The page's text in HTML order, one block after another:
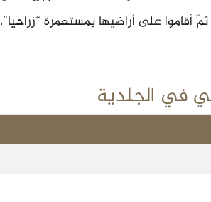
أقاموا على أراضيها بمستعمرة “زراحيا”.
في الجلدية